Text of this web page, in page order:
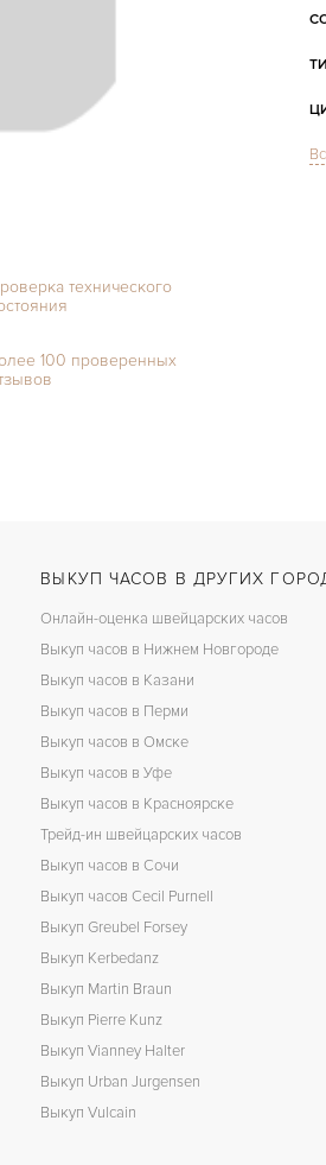
технического
100 проверенных
ВЫКУП ЧАСОВ В ДРУГИХ
Онлайн-оценка швейцарских часов
Выкуп часов в Нижнем Новгороде
Выкуп часов в Казани
Выкуп часов в Перми
Выкуп часов в Омске
Выкуп часов в Уфе
Выкуп часов в Красноярске
Трейд-ин швейцарских часов
Выкуп часов в Сочи
Выкуп часов Cecil Purnell
Выкуп Greubel Forsey
Выкуп Kerbedanz
Выкуп Martin Braun
Выкуп Pierre Kunz
Выкуп Vianney Halter
Выкуп Urban Jurgensen
Выкуп Vulcain